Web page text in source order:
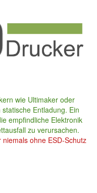
wie Ultimaker oder
Entladung. Ein
empfindliche Elektronik
zu verursachen.
ohne ESD-Schutz